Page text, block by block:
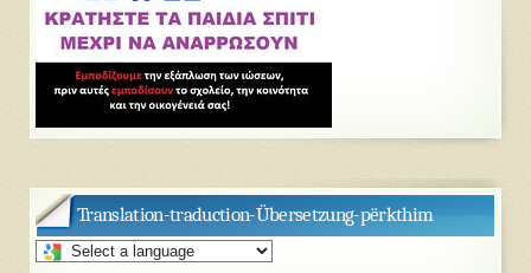
Translation-traduction-Übersetzung-përkthim
Select